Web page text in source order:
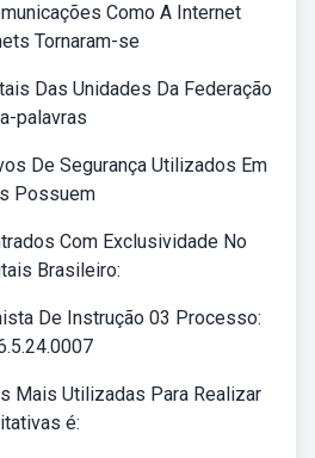
Como A Internet
Tornaram-se
Das Unidades Da Federação
palavras
De Segurança Utilizados Em
Possuem
Com Exclusividade No
Brasileiro:
De Instrução 03 Processo:
Mais Utilizadas Para Realizar
é: